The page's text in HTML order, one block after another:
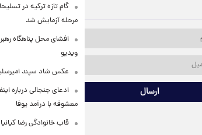
ارسال
گام تازه ترکیه در
مرحله آزمایش شد
افشای محل پناهگاه‌
ویدیو
عکس شاد سپند
ادعای جنجالی درباره
معشوقه با درآمد یوفا
قاب خانوادگی رضا